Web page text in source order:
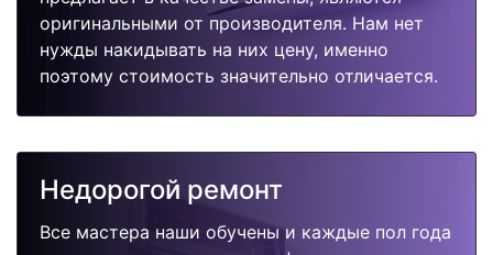
оригинальными от производителя. Нам нет
нужды накидывать на них цену, именно
поэтому стоимость значительно отличается.
Недорогой ремонт
Все мастера наши обучены и каждые пол года